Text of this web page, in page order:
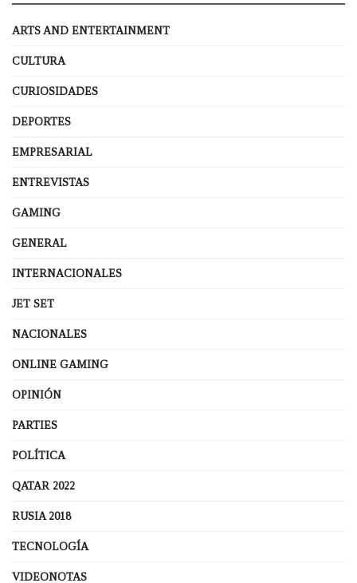
ARTS AND ENTERTAINMENT
CULTURA
CURIOSIDADES
DEPORTES
EMPRESARIAL
ENTREVISTAS
GAMING
GENERAL
INTERNACIONALES
JET SET
NACIONALES
ONLINE GAMING
OPINIÓN
PARTIES
POLÍTICA
QATAR 2022
RUSIA 2018
TECNOLOGÍA
VIDEONOTAS